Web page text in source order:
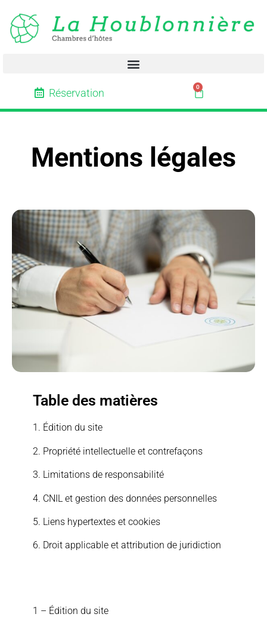
Réservation 0
Mentions légales
Table des matières
1. Édition du site
2. Propriété intellectuelle et contrefaçons
3. Limitations de responsabilité
4. CNIL et gestion des données personnelles
5. Liens hypertextes et cookies
6. Droit applicable et attribution de juridiction
1 – Édition du site